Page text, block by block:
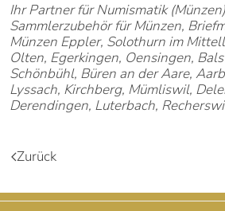
Ihr Partner für Numismatik
Sammlerzubehör für Münzen,
Münzen Eppler, Solothurn im
Olten, Egerkingen, Oensingen,
Schönbühl, Büren an der Aare,
Lyssach, Kirchberg, Mümliswil,
Derendingen, Luterbach,
Zurück